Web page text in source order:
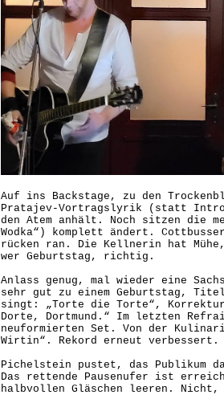
Auf ins Backstage, zu den
Pratajev-Vortragslyrik (statt
den Atem anhält. Noch sitzen die
Wodka“) komplett ändert.
rücken ran. Die Kellnerin hat
wer Geburtstag, richtig.
Anlass genug, mal wieder eine
sehr gut zu einem Geburtstag,
singt: „Torte die Torte“, Korrektur
Dorte, Dortmund.“ Im letzten
neuformierten Set. Von der
Wirtin“. Rekord erneut verbessert.
Pichelstein pustet, das Publikum
Das rettende Pausenufer ist
halbvollen Gläschen leeren. Nicht,